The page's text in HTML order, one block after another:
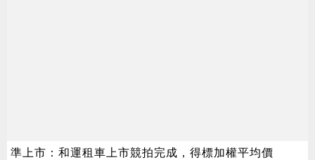
準上市：和運租車上市競拍完成，得標加權平均價